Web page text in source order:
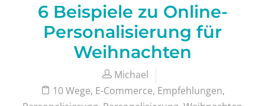
6 Beispiele zu Online-
Personalisierung für
Weihnachten
Michael
10 Wege, E-Commerce, Empfehlungen,